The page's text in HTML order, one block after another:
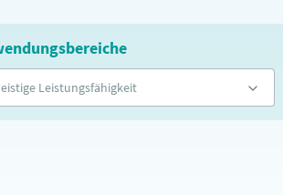
Leistungsfähigkeit